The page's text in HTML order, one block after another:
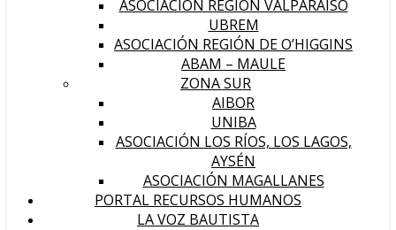
ASOCIACIÓN REGIÓN VALPARAÍSO
UBREM
ASOCIACIÓN REGIÓN DE O’HIGGINS
ABAM – MAULE
ZONA SUR
AIBOR
UNIBA
ASOCIACIÓN LOS RÍOS, LOS LAGOS,
AYSÉN
ASOCIACIÓN MAGALLANES
PORTAL RECURSOS HUMANOS
LA VOZ BAUTISTA